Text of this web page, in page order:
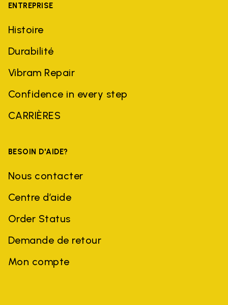
ENTREPRISE
Histoire
Durabilité
Vibram Repair
Confidence in every step
CARRIÈRES
BESOIN D'AIDE?
Nous contacter
Centre d’aide
Order Status
Demande de retour
Mon compte